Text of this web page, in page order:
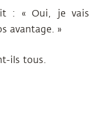
: « Oui, je vais
avantage. »
ils tous.